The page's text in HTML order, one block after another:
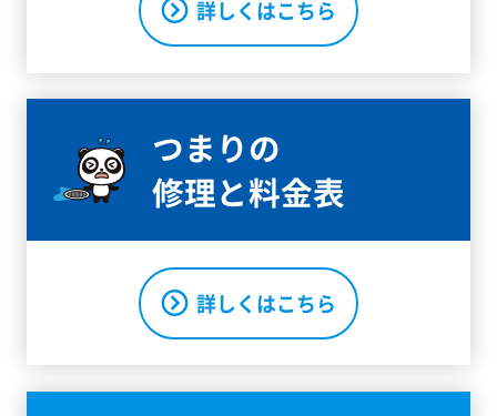
詳しくはこちら
つまりの
修理と料金表
詳しくはこちら